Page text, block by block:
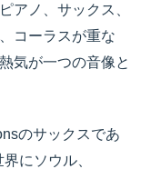
アノ、サックス、
コーラスが重な
気が一つの音像と
のサックスであ
にソウル、